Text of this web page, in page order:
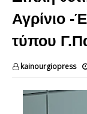
Αγρίνιο -
τύπου
kainourgiopress